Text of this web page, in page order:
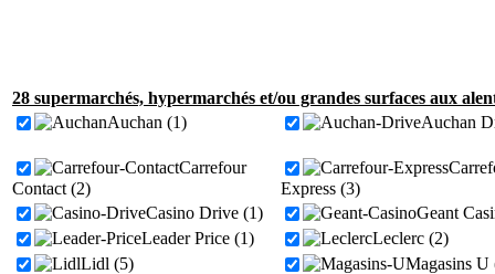
28 supermarchés, hypermarchés et/ou grandes surfaces aux
Auchan (1)
Auchan
Carrefour
Contact (2)
Express (3)
Casino Drive (1)
Geant
Leader Price (1)
Leclerc (2)
Lidl (5)
Magasins U